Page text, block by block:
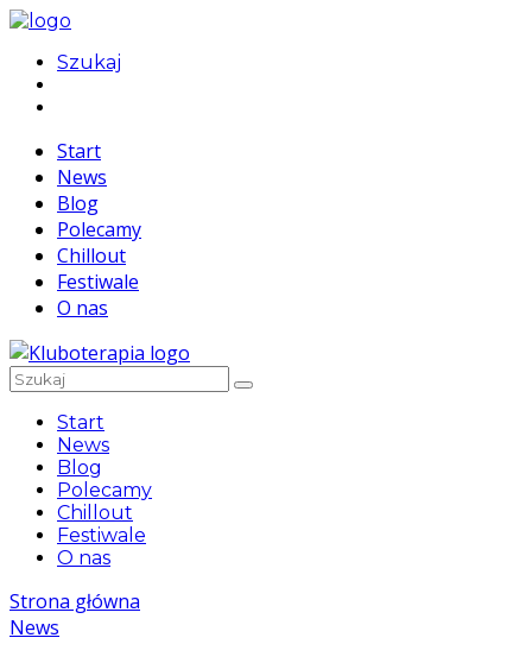
Szukaj
Start
News
Blog
Polecamy
Chillout
Festiwale
O nas
Start
News
Blog
Polecamy
Chillout
Festiwale
O nas
Strona główna
News